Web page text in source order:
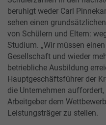
beruhigt weder Carl
sehen einen
von Schülern und Eltern:
Studium. „Wir müssen
Gesellschaft und wieder
betriebliche Ausbildung
Hauptgeschäftsführer der
die Unternehmen
Arbeitgeber dem
Leistungsträger zu stellen.